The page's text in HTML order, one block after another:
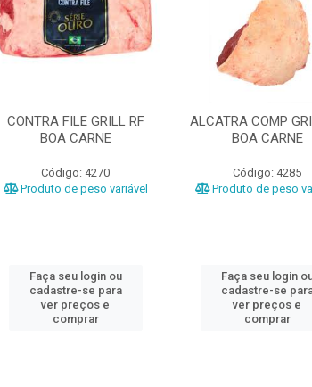
CONTRA FILE GRILL RF
BOA CARNE
Código: 4270
Produto de peso variável
Faça seu login ou
cadastre-se para
ver preços e
comprar
ALCATRA COMP
BOA CARNE
Código: 4285
Produto de peso
Faça seu login
cadastre-se
ver preços e
comprar